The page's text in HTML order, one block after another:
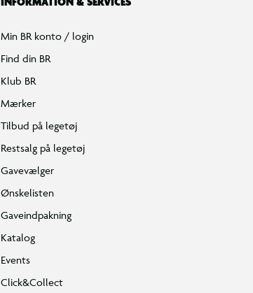
Min BR konto / login
Find din BR
Klub BR
Mærker
Tilbud på legetøj
Restsalg på legetøj
Gavevælger
Ønskelisten
Gaveindpakning
Katalog
Events
Click&Collect